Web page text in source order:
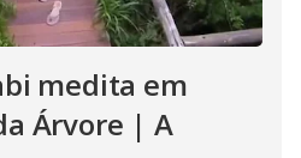
medita em
Árvore | A